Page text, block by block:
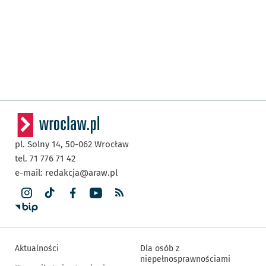
pl. Solny 14, 50-062 Wrocław
tel. 71 776 71 42
e-mail: redakcja@araw.pl
Aktualności
Dla osób z
niepełnosprawnościami